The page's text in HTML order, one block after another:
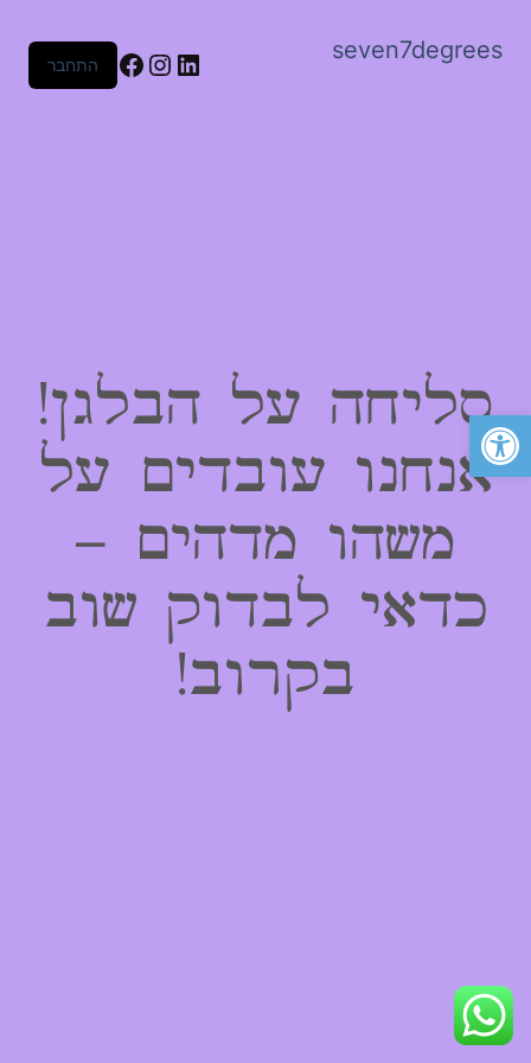
פתח סרגל נגישות
seven7degrees
LinkedIn
Instagram
Facebook
התחבר
סליחה על הבלגן!
אנחנו עובדים על
משהו מדהים –
כדאי לבדוק שוב
בקרוב!